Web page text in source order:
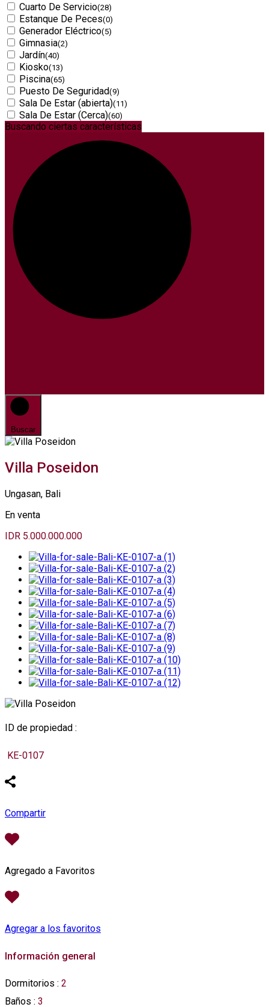
Cuarto De Servicio(28)
Estanque De Peces(0)
Generador Eléctrico(5)
Gimnasia(2)
Jardín(40)
Kiosko(13)
Piscina(65)
Puesto De Seguridad(9)
Sala De Estar (abierta)(11)
Sala De Estar (Cerca)(60)
Buscando ciertas características
Buscar
Villa Poseidon
Ungasan, Bali
En venta
IDR 5.000.000.000
ID de propiedad :
KE-0107
Compartir
Agregado a Favoritos
Agregar a los favoritos
Información general
Dormitorios : 2
Baños : 3